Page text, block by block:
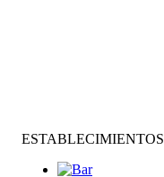
ESTABLECIMIENTOS